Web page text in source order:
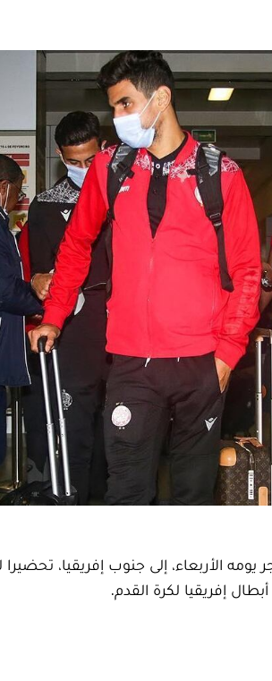
يومه الأربعاء، إلى جنوب إفريقيا،
إفريقيا لكرة القدم.